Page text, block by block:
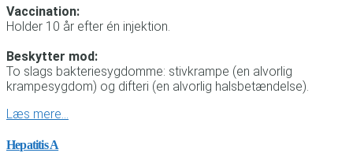
Vaccination:
Holder 10 år efter én injektion.
Beskytter mod:
To slags bakteriesygdomme: stivkrampe (en alvorlig
krampesygdom) og difteri (en alvorlig halsbetændelse).
Læs mere…
Hepatitis A